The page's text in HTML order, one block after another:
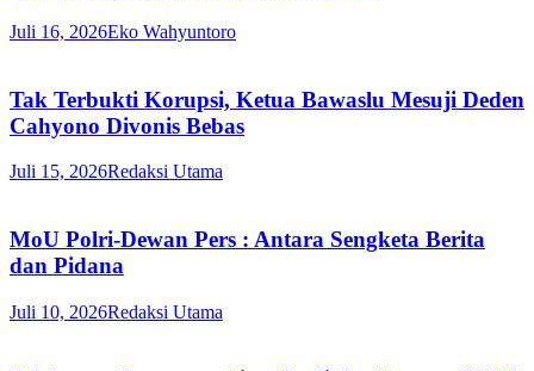
Juli 16, 2026Eko Wahyuntoro
Tak Terbukti Korupsi, Ketua Bawaslu Mesuji Deden
Cahyono Divonis Bebas
Juli 15, 2026Redaksi Utama
MoU Polri-Dewan Pers : Antara Sengketa Berita
dan Pidana
Juli 10, 2026Redaksi Utama